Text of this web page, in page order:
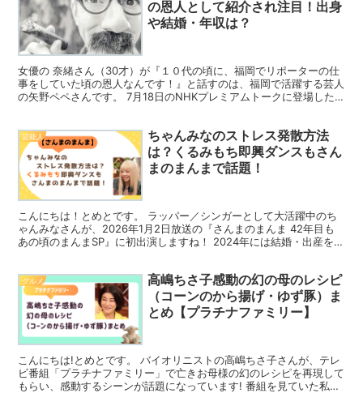
の恩人として紹介され注目！出身
や結婚・年収は？
女優の 奈緒さん（30才）が『１０代の頃に、福岡でリポーターの仕
事をしていた頃の恩人なんです！』と話すのは、福岡で活躍する芸人
の矢野ペペさんです。 7月18日のNHKプレミアムトークに登場した
芸能人
ちゃんみなのストレス発散方法
は？くるみもち即興ダンスもさん
まのまんまで話題！
こんにちは！とめとです。 ラッパー／シンガーとして大活躍中のち
ゃんみなさんが、2026年1月2日放送の『さんまのまんま 42年目も
あの頃のまんまSP』に初出演しますね！ 2024年には結婚・出産を経
グルメ
高嶋ちさ子感動の幻の母のレシピ
（コーンのから揚げ・ゆず豚）ま
とめ【プラチナファミリー】
こんにちは!とめとです。 バイオリニストの高嶋ちさ子さんが、テレ
ビ番組「プラチナファミリー」で亡きお母様の幻のレシピを再現して
もらい、感動するシーンが話題になっています! 番組を見ていた私